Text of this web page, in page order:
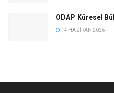
ODAP Küresel
14 HAZIRAN 2026